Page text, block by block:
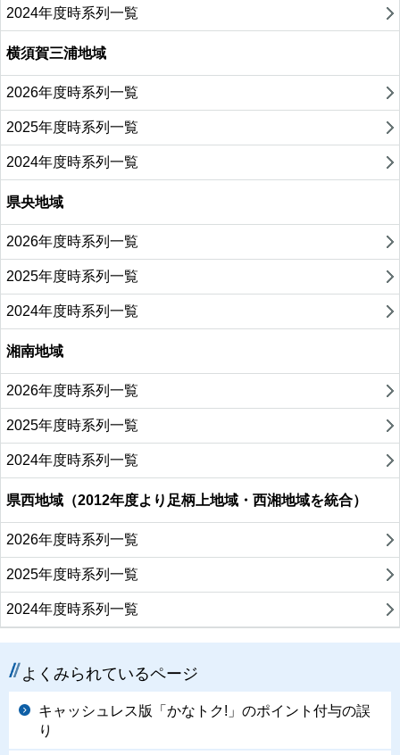
2024年度時系列一覧
横須賀三浦地域
2026年度時系列一覧
2025年度時系列一覧
2024年度時系列一覧
県央地域
2026年度時系列一覧
2025年度時系列一覧
2024年度時系列一覧
湘南地域
2026年度時系列一覧
2025年度時系列一覧
2024年度時系列一覧
県西地域（2012年度より足柄上地域・西湘地域を統合）
2026年度時系列一覧
2025年度時系列一覧
2024年度時系列一覧
よくみられているページ
キャッシュレス版「かなトク!」のポイント付与の誤
り